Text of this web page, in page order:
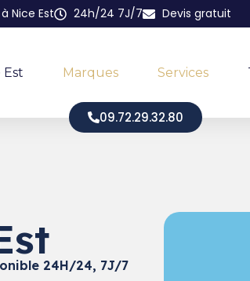
Nice Est 24h/24 7J/7 Devis gratuit
Est Marques Services
09.72.29.32.80
24H/24, 7J/7